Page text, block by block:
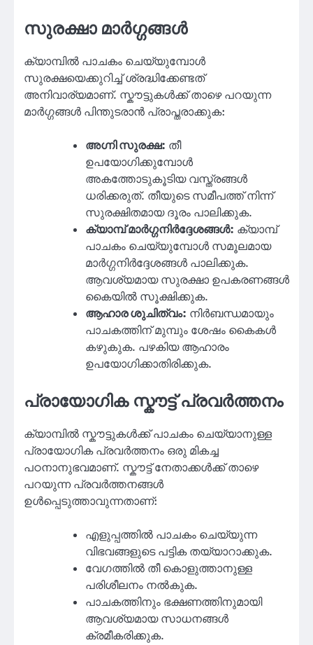
സുരക്ഷാ മാർഗ്ഗങ്ങൾ
ക്യാമ്പിൽ പാചകം ചെയ്യുമ്പോൾ
സുരക്ഷയെക്കുറിച്ച് ശ്രദ്ധിക്കേണ്ടത്
അനിവാര്യമാണ്. സ്കൗട്ടുകൾക്ക് താഴെ പറയുന്ന
മാർഗ്ഗങ്ങൾ പിന്തുടരാൻ പ്രാപ്തരാക്കുക:
അഗ്നി സുരക്ഷ: തീ
ഉപയോഗിക്കുമ്പോൾ
അകത്തോടുകൂടിയ വസ്ത്രങ്ങൾ
ധരിക്കരുത്. തീയുടെ സമീപത്ത് നിന്ന്
സുരക്ഷിതമായ ദൂരം പാലിക്കുക.
ക്യാമ്പ് മാർഗ്ഗനിർദ്ദേശങ്ങൾ: ക്യാമ്പ്
പാചകം ചെയ്യുമ്പോൾ സമൂലമായ
മാർഗ്ഗനിർദ്ദേശങ്ങൾ പാലിക്കുക.
ആവശ്യമായ സുരക്ഷാ ഉപകരണങ്ങൾ
കൈയിൽ സൂക്ഷിക്കുക.
ആഹാര ശുചിത്വം: നിർബന്ധമായും
പാചകത്തിന് മുമ്പും ശേഷം കൈകൾ
കഴുകുക. പഴകിയ ആഹാരം
ഉപയോഗിക്കാതിരിക്കുക.
പ്രായോഗിക സ്കൗട്ട് പ്രവർത്തനം
ക്യാമ്പിൽ സ്കൗട്ടുകൾക്ക് പാചകം ചെയ്യാനുള്ള
പ്രായോഗിക പ്രവർത്തനം ഒരു മികച്ച
പഠനാനുഭവമാണ്. സ്കൗട്ട് നേതാക്കൾക്ക് താഴെ
പറയുന്ന പ്രവർത്തനങ്ങൾ
ഉൾപ്പെടുത്താവുന്നതാണ്:
എളുപ്പത്തിൽ പാചകം ചെയ്യുന്ന
വിഭവങ്ങളുടെ പട്ടിക തയ്യാറാക്കുക.
വേഗത്തിൽ തീ കൊളുത്താനുള്ള
പരിശീലനം നൽകുക.
പാചകത്തിനും ഭക്ഷണത്തിനുമായി
ആവശ്യമായ സാധനങ്ങൾ
ക്രമീകരിക്കുക.